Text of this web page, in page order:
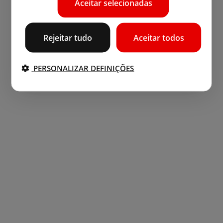
Aceitar selecionadas
Aceitar todos
Rejeitar tudo
PERSONALIZAR DEFINIÇÕES